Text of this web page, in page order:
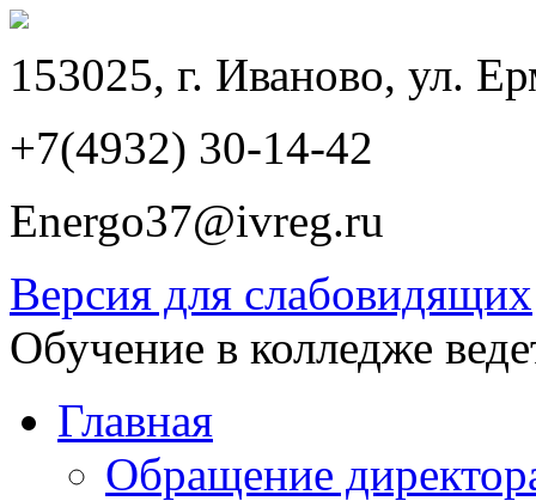
153025, г. Иваново, ул.
+7(4932) 30-14-42
Energo37@ivreg.ru
Версия для слабовидящих
Обучение в колледже
Главная
Обращение